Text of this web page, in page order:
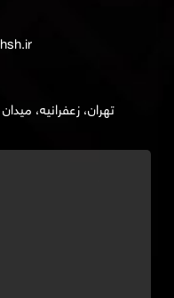
تهران، زعفرانیه، میدان الف،